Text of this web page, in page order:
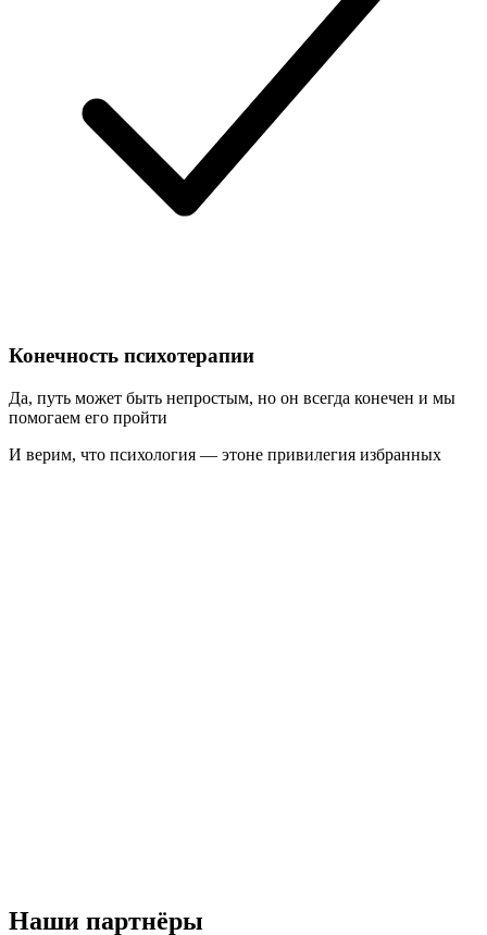
Конечность психотерапии
Да, путь может быть непростым, но он всегда конечен и мы
помогаем его пройти
И верим, что психология — этоне привилегия избранных
Наши партнёры